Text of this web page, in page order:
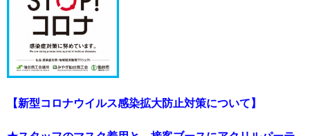
【新型コロナウイルス感染拡大防止対策について】